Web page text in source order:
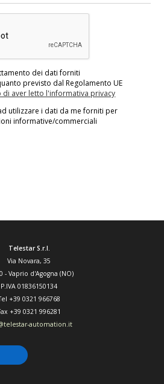
dei dati forniti
previsto dal Regolamento UE
di aver letto l'informativa privacy
utilizzare i dati da me forniti per
informative/commerciali
Telestar S.r.l.
Via Novara, 35
- Vaprio d'Agogna (NO)
P.IVA 01836150134
+39 0321 966768
+39 0321 996281
automation.it